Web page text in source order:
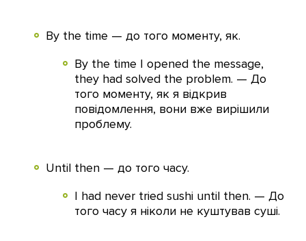
By the time — до того моменту, як.
By the time I opened the message,
they had solved the problem. — До
того моменту, як я відкрив
повідомлення, вони вже вирішили
проблему.
Until then — до того часу.
I had never tried sushi until then. — До
того часу я ніколи не куштував суші.